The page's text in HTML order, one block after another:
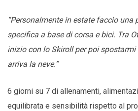
“Personalmente in estate faccio una
specifica a base di corsa e bici. Tra
inizio con lo Skiroll per poi
arriva la neve.”
6 giorni su 7 di allenamenti,
equilibrata e sensibilità rispetto al